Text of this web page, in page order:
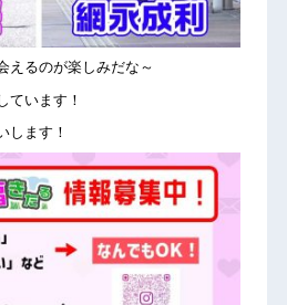
えるのが楽しみだな～
ています！
します！